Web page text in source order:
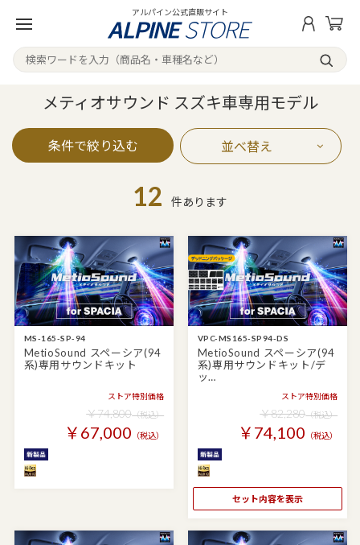
アルパイン公式直販サイト
メティオサウンド スズキ車専用モデル
条件で絞り込む 並べ替え
12 件あります
MS-165-SP-94
MetioSound スペーシア(94
系)専用サウンドキット
ストア特別価格
￥74,800（税込）
￥67,000 （税込）
VPC-MS165-SP94-DS
MetioSound スペーシア(94
系)専用サウンドキット/デ
ッ…
ストア特別価格
￥82,280（税込）
￥74,100 （税込）
セット内容を表示